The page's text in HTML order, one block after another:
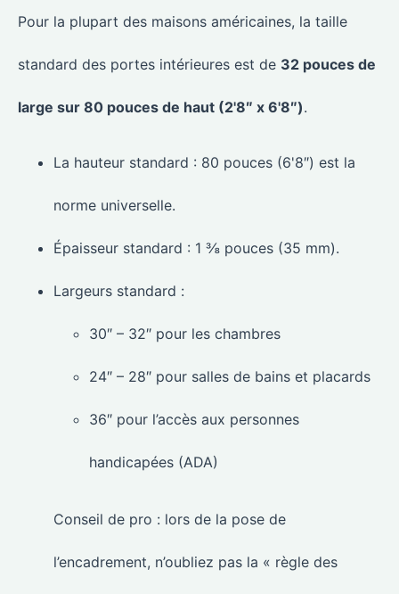
Pour la plupart des maisons américaines, la taille
standard des portes intérieures est de 32 pouces de
large sur 80 pouces de haut (2'8″ x 6'8″).
La hauteur standard : 80 pouces (6'8″) est la
norme universelle.
Épaisseur standard : 1 ⅜ pouces (35 mm).
Largeurs standard :
30″ – 32″ pour les chambres
24″ – 28″ pour salles de bains et placards
36″ pour l’accès aux personnes
handicapées (ADA)
Conseil de pro : lors de la pose de
l’encadrement, n’oubliez pas la « règle des